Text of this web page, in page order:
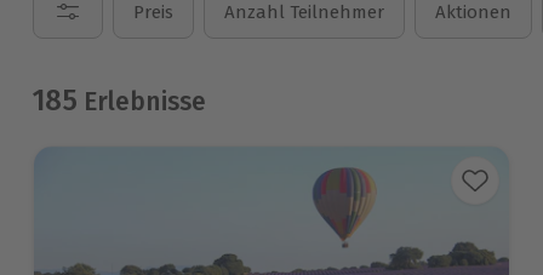
Preis Anzahl Teilnehmer Aktionen
185 Erlebnisse